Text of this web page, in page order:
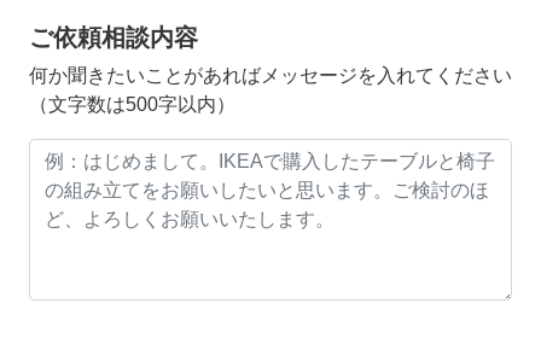
ご依頼相談内容
何か聞きたいことがあればメッセージを入れてください
（文字数は500字以内）